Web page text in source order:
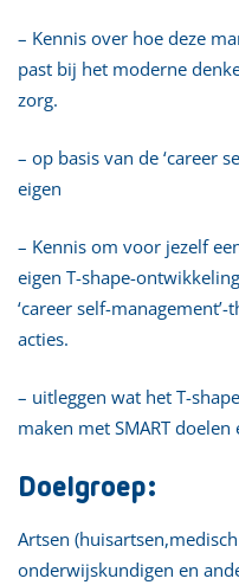
– Kennis over hoe deze
past bij het moderne
zorg.
– op basis van de ‘career
eigen
– Kennis om voor jezelf
eigen T-shape-
‘career self-
acties.
– uitleggen wat het T-
maken met SMART doelen
Doelgroep:
Artsen
onderwijskundigen en